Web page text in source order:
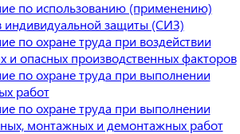
по использованию (применению)
индивидуальной защиты (СИЗ)
по охране труда при воздействии
и опасных производственных факторов
по охране труда при выполнении
работ
по охране труда при выполнении
монтажных и демонтажных работ